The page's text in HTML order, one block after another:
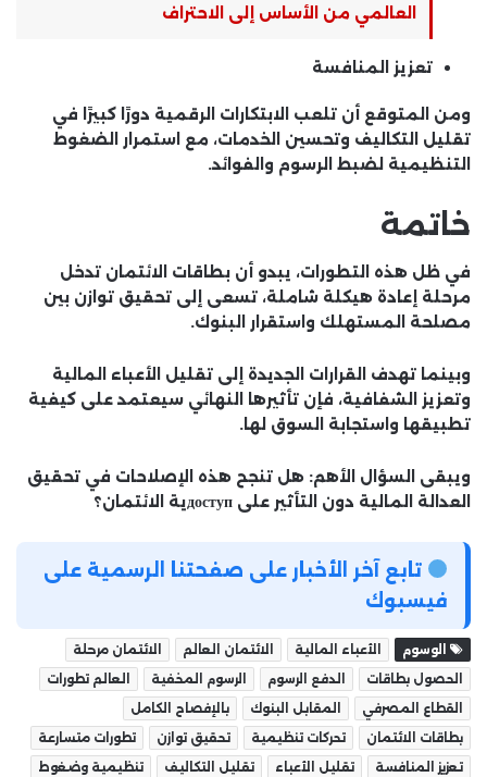
العالمي من الأساس إلى الاحتراف
تعزيز المنافسة
ومن المتوقع أن تلعب الابتكارات الرقمية دورًا كبيرًا في
تقليل التكاليف وتحسين الخدمات، مع استمرار الضغوط
التنظيمية لضبط الرسوم والفوائد.
خاتمة
في ظل هذه التطورات، يبدو أن بطاقات الائتمان تدخل
مرحلة إعادة هيكلة شاملة، تسعى إلى تحقيق توازن بين
مصلحة المستهلك واستقرار البنوك.
وبينما تهدف القرارات الجديدة إلى تقليل الأعباء المالية
وتعزيز الشفافية، فإن تأثيرها النهائي سيعتمد على كيفية
تطبيقها واستجابة السوق لها.
ويبقى السؤال الأهم: هل تنجح هذه الإصلاحات في تحقيق
العدالة المالية دون التأثير على доступية الائتمان؟
تابع آخر الأخبار على صفحتنا الرسمية على
فيسبوك
الوسوم الأعباء المالية الائتمان العالم
الائتمان مرحلة
الحصول بطاقات
الدفع الرسوم الرسوم المخفية
العالم تطورات
القطاع المصرفي
المقابل البنوك
بالإفصاح الكامل
بطاقات الائتمان
تحركات تنظيمية تحقيق توازن
تطورات متسارعة
تعزيز المنافسة
تقليل الأعباء تقليل التكاليف
تنظيمية وضغوط